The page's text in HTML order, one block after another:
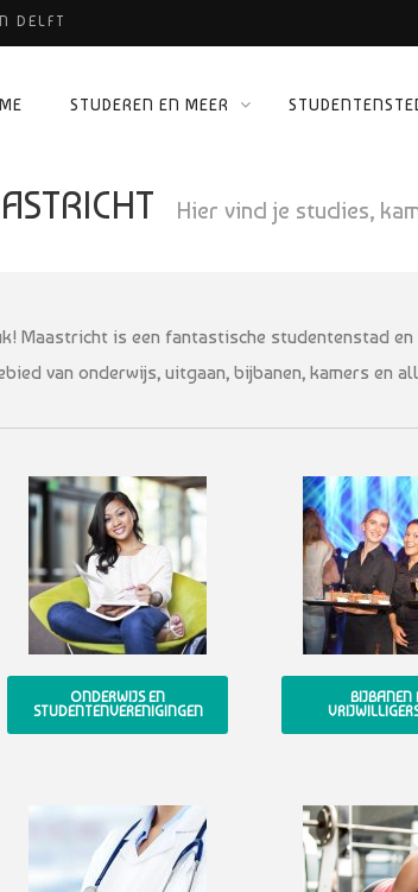
DELFT
BINCK-ZORG
STUDEREN EN MEER
Hier vind je studies,
Maastricht is een fantastische studentenstad
van onderwijs, uitgaan, bijbanen, kamers en
ONDERWIJS EN
STUDENTENVERENIGINGEN
BIJBANEN